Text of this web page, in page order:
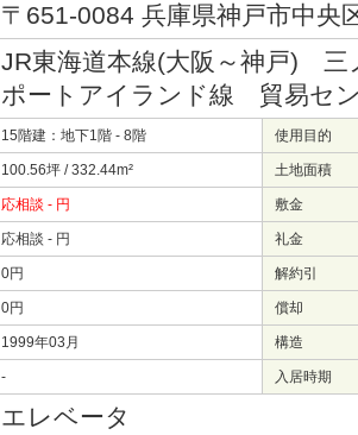
〒651-0084 兵庫県神戸市中央
JR東海道本線(大阪～神戸)
ポートアイランド線 貿易
15階建：地下1階 - 8階 使用目的
100.56坪 / 332.44m² 土地面積
応相談 - 円 敷金
応相談 - 円 礼金
0円 解約引
0円 償却
1999年03月 構造
- 入居時期
エレベータ